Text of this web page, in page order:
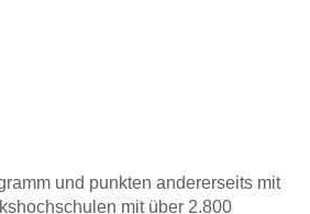
und punkten andererseits mit
mit über 2.800